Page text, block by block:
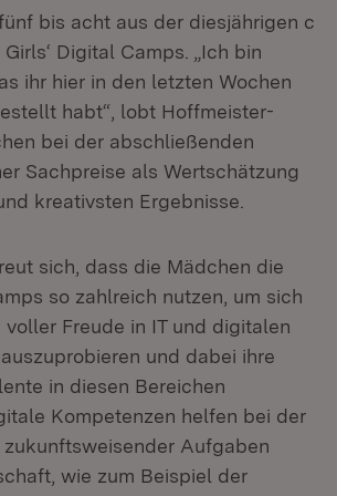
bis acht aus der diesjährigen c
Digital Camps. „Ich bin
ihr hier in den letzten Wochen
habt“, lobt Hoffmeister-
bei der abschließenden
Sachpreise als Wertschätzung
kreativsten Ergebnisse.
sich, dass die Mädchen die
so zahlreich nutzen, um sich
Freude in IT und digitalen
und dabei ihre
in diesen Bereichen
Kompetenzen helfen bei der
zukunftsweisender Aufgaben
wie zum Beispiel der